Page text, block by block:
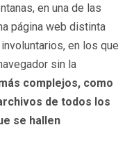
en una de las
página web distinta
en los que
sin la
complejos, como
de todos los
se hallen